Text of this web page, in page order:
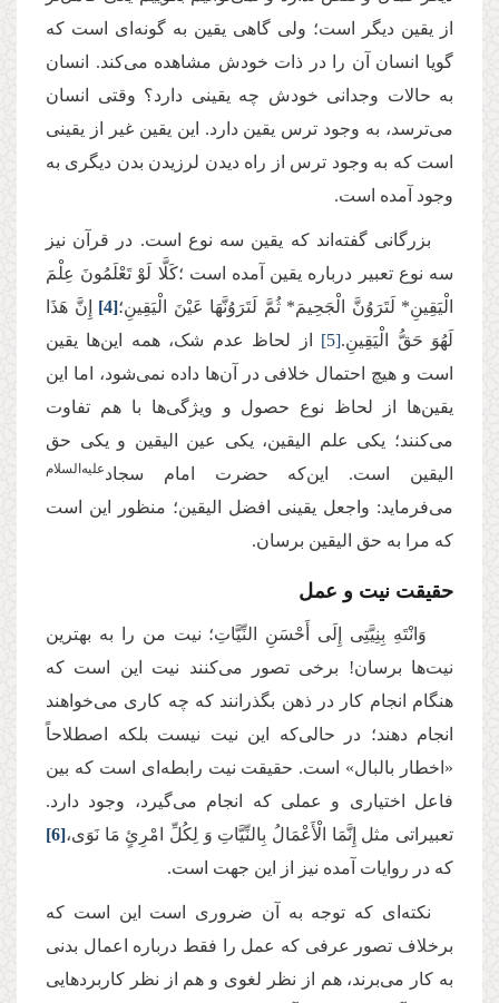
از یقین دیگر است؛ ولی گاهی یقین به گونه‌ای است که
گویا انسان آن را در ذات خودش مشاهده می‌کند. انسان
به حالات وجدانی خودش چه یقینی دارد؟ وقتی انسان
می‌ترسد، به وجود ترس یقین دارد. این یقین غیر از یقینی
است که به وجود ترس از راه دیدن لرزیدن بدن دیگری به
وجود آمده است.
بزرگانی گفته‌اند که یقین سه نوع است. در قرآن نیز
سه نوع تعبیر درباره یقین آمده است ؛كَلَّا لَوْ تَعْلَمُونَ عِلْمَ
الْیَقِینِ* لَتَرَوُنَّ الْجَحِیمَ* ثُمَّ لَتَرَوُنَّهَا عَیْنَ الْیَقِینِ؛[4] إِنَّ هَذَا
لَهُوَ حَقُّ الْیَقِینِ.[5] از لحاظ عدم شک، همه این‌ها یقین
است و هیچ احتمال خلافی در آن‌ها داده نمی‌شود، اما این
یقین‌ها از لحاظ نوع حصول و ویژگی‌ها با هم تفاوت
می‌کنند؛ یکی‌ علم الیقین، یکی‌ عین‌ الیقین و یکی حق
‌الیقین است. این‌که حضرت امام سجادعلیه‌السلام
می‌فرماید: واجعل یقینی افضل الیقین؛ منظور این است
که مرا به حق الیقین برسان.
حقیقت نیت و عمل
وَانْتَهِ بِنِیَّتِی إِلَى أَحْسَنِ النِّیَّاتِ؛ نیت من را به بهترین
نیت‌ها برسان! برخی تصور می‌کنند نیت این است که
هنگام انجام کار در ذهن بگذرانند که چه کاری می‌خواهند
انجام دهند؛ در حالی‌که این نیت نیست بلکه اصطلاحاً
«اخطار بالبال» است. حقیقت نیت رابطه‌ای است که بین
فاعل اختیاری و عملی که انجام می‌گیرد، وجود دارد.
تعبیراتی مثل إِنَّمَا الْأَعْمَالُ بِالنِّیَّاتِ وَ لِكُلِّ امْرِئٍ مَا نَوَى،[6]
که در روایات آمده نیز از این جهت است.
نکته‌ای که توجه به آن ضروری است این است که
برخلاف تصور عرفی که عمل را فقط درباره اعمال بدنی
به کار می‌برند، هم از نظر لغوی و هم از نظر کاربردهایی